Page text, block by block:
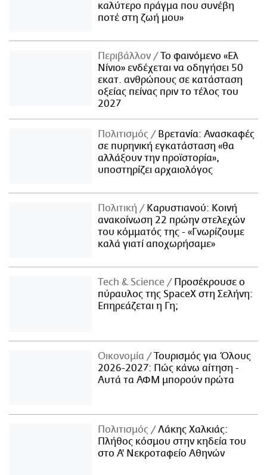
καλύτερο πράγμα που συνέβη
ποτέ στη ζωή μου»
Περιβάλλον
Το φαινόμενο «Ελ
Νίνιο» ενδέχεται να οδηγήσει 50
εκατ. ανθρώπους σε κατάσταση
οξείας πείνας πριν το τέλος του
2027
Πολιτισμός
Βρετανία: Ανασκαφές
σε πυρηνική εγκατάσταση «θα
αλλάξουν την προϊστορία»,
υποστηρίζει αρχαιολόγος
Πολιτική
Καρυστιανού: Κοινή
ανακοίνωση 22 πρώην στελεχών
του κόμματός της - «Γνωρίζουμε
καλά γιατί αποχωρήσαμε»
Τech & Science
Προσέκρουσε ο
πύραυλος της SpaceX στη Σελήνη:
Επηρεάζεται η Γη;
Οικονομία
Τουρισμός για Όλους
2026-2027: Πώς κάνω αίτηση -
Αυτά τα ΑΦΜ μπορούν πρώτα
Πολιτισμός
Λάκης Χαλκιάς:
Πλήθος κόσμου στην κηδεία του
στο Α' Νεκροταφείο Αθηνών